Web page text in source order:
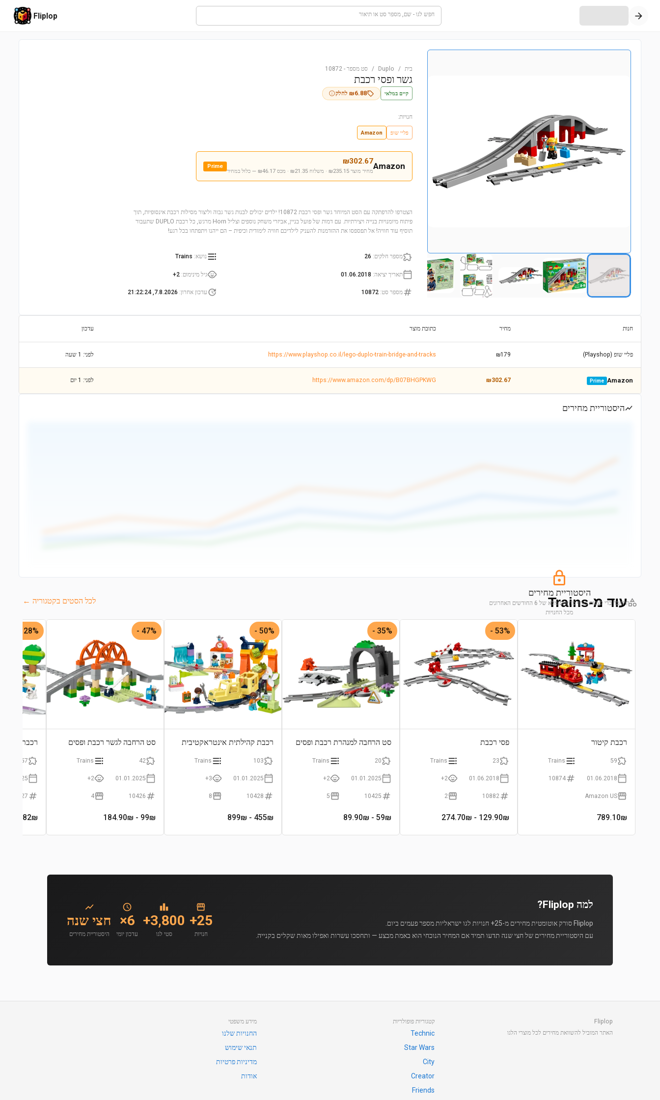
חפש לגו - שם, מספר סט או תיאור Fliplop
בית /
Duplo
/ סט מספר -
10872
גשר ופסי רכבת
קיים במלאי ₪6.88 לחלק
חנויות:
פליי שופ Amazon
Amazon
₪302.67
מחיר מוצר ₪235.15 · משלוח ₪21.35 · מכס ₪46.17 — כלול במחיר
Prime
הצטרפו להרפתקה עם הסט המיוחד גשר ופסי רכבת 10872! ילדים יכולים לבנות גשר גבוה וליצור מסילות רכבת אינסופיות, תוך
פיתוח מיומנויות בנייה ויצירתיות. עם דמות של פועל בניין, אביזרי משחק נוספים וצליל Horn מרגש, כל רכבת DUPLO שתעבור
תוסיף עוד חוויה! אל תפספסו את ההזדמנות להעניק לילדיכם חוויה לימודית וכיפית – הם ייהנו ויתפתחו בכל רגע!
מספר חלקים:
26 נושא:
Trains
תאריך יציאה:
01.06.2018 גיל מינימום:
2+
מספר סט:
10872 עדכון אחרון:
7.8.2026, 21:22:24
חנות מחיר כתובת מוצר עדכון
פליי שופ (Playshop) ₪179
https://www.playshop.co.il/lego-duplo-train-bridge-and-tracks לפני: 1 שעה
Amazon
Prime
₪302.67
https://www.amazon.com/dp/B07BHGPKWG לפני: 1 יום
היסטוריית מחירים
היסטוריית מחירים
התחבר כדי לצפות בגרף מחירים מלא של 6 החודשים האחרונים
מכל החנויות
עוד מ-Trains לכל הסטים בקטגוריה ←
רכבת קיטור
59
Trains
01.06.2018
10874
Amazon US
789.10₪
53% -
פסי רכבת
23
Trains
01.06.2018
2+
10882
2
129.90₪
- 274.70₪
35% -
סט הרחבה למנהרת רכבת ופסים
20
Trains
01.01.2025
2+
10425
5
59₪
- 89.90₪
50% -
רכבת קהילתית אינטראקטיבית
103
Trains
01.01.2025
3+
10428
8
455₪
- 899₪
47% -
סט הרחבה לגשר רכבת ופסים
42
Trains
01.01.2025
2+
10426
4
99₪
- 184.90₪
28% -
רכבת
57
10427
274.82₪
למה Fliplop?
Fliplop סורק אוטומטית מחירים מ-25+ חנויות לגו ישראליות מספר פעמים ביום.
עם היסטוריית מחירים של חצי שנה תדעו תמיד אם המחיר הנוכחי הוא באמת מבצע — ותחסכו עשרות ואפילו מאות שקלים בקנייה.
25+
חנויות
3,800+
סטי לגו
6×
עדכון יומי
חצי שנה
היסטוריית מחירים
Fliplop
האתר המוביל להשוואת מחירים לכל מוצרי הלגו
קטגוריות פופולריות
Technic
Star Wars
City
Creator
Friends
מידע משפטי
החנויות שלנו
תנאי שימוש
מדיניות פרטיות
אודות